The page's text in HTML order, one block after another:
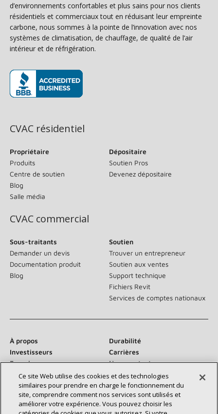
d’environnements confortables et plus sains pour nos clients
résidentiels et commerciaux tout en réduisant leur empreinte
carbone, nous sommes à la pointe de l’innovation avec nos
systèmes de climatisation, de chauffage, de qualité de l’air
intérieur et de réfrigération.
CVAC résidentiel
Propriétaire
Produits
Centre de soutien
Blog
Salle média
Dépositaire
Soutien Pros
Devenez dépositaire
CVAC commercial
Sous-traitants
Demander un devis
Documentation produit
Blog
Soutien
Trouver un entrepreneur
Soutien aux ventes
Support technique
Fichiers Revit
Services de comptes nationaux
À propos
Durabilité
Investisseurs
Carrières
Fournisseurs
Nous contacter
Salle de presse
Ce site Web utilise des cookies et des technologies
similaires pour prendre en charge le fonctionnement du
site, comprendre comment nos services sont utilisés et
améliorer votre expérience. Vous pouvez choisir les